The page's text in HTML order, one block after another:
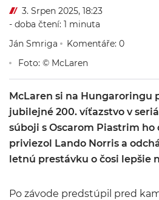
3. Srpen 2025, 18:23
- doba čtení: 1 minuta
Ján Smriga
Komentáře: 0
Foto: © McLaren
McLaren si na Hungaroringu
jubilejné 200. víťazstvo v
súboji s Oscarom Piastrim ho
priviezol Lando Norris a
letnú prestávku o čosi lepšie
Po závode predstúpil pred